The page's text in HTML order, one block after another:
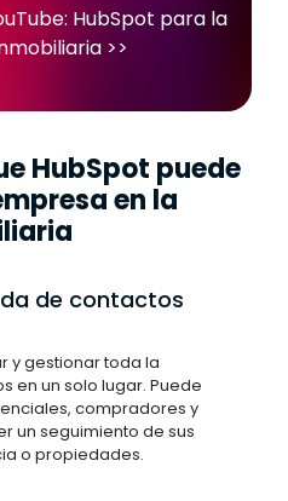
HubSpot para la
>>
HubSpot puede
en la
de contactos
y gestionar toda la
en un solo lugar. Puede
compradores y
un seguimiento de sus
o propiedades.